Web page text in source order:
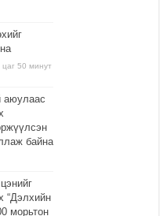
50 минут
аюулаас
байна
“Дэлхийн
морьтон